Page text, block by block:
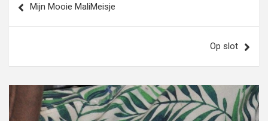
navigatie
Mijn Mooie MaliMeisje
Op slot